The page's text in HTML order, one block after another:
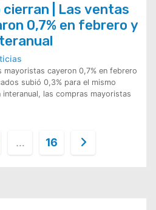
cierran | Las ventas
0,7% en febrero y
mayoristas cayeron 0,7% en febrero
subió 0,3% para el mismo
las compras mayoristas
… 16